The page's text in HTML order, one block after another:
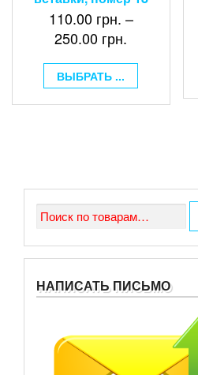
110.00 грн. –
250.00 грн.
ВЫБРАТЬ ...
Искать:
НАПИСАТЬ ПИСЬМО